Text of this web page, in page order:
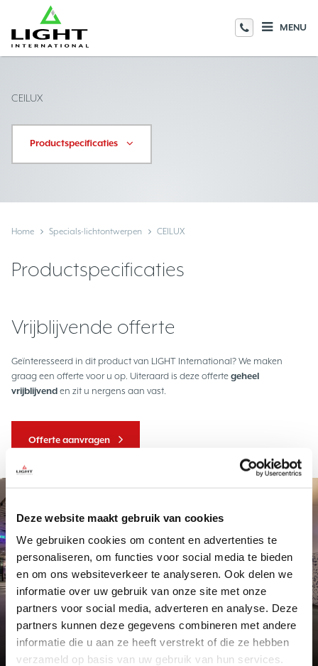
Deze website maakt gebruik van cookies
We gebruiken cookies om content en advertenties te
personaliseren, om functies voor social media te bieden
en om ons websiteverkeer te analyseren. Ook delen we
informatie over uw gebruik van onze site met onze
partners voor social media, adverteren en analyse. Deze
partners kunnen deze gegevens combineren met andere
informatie die u aan ze heeft verstrekt of die ze hebben
verzameld op basis van uw gebruik van hun services.
MENU
CEILUX
Productspecificaties
Home Specials-lichtontwerpen CEILUX
Productspecificaties
Vrijblijvende offerte
Geïnteresseerd in dit product van LIGHT International? We maken
graag een offerte voor u op. Uiteraard is deze offerte geheel
vrijblijvend en zit u nergens aan vast.
Offerte aanvragen
Project
Exclusief maatwerkStation Delft
Bekijk dit project